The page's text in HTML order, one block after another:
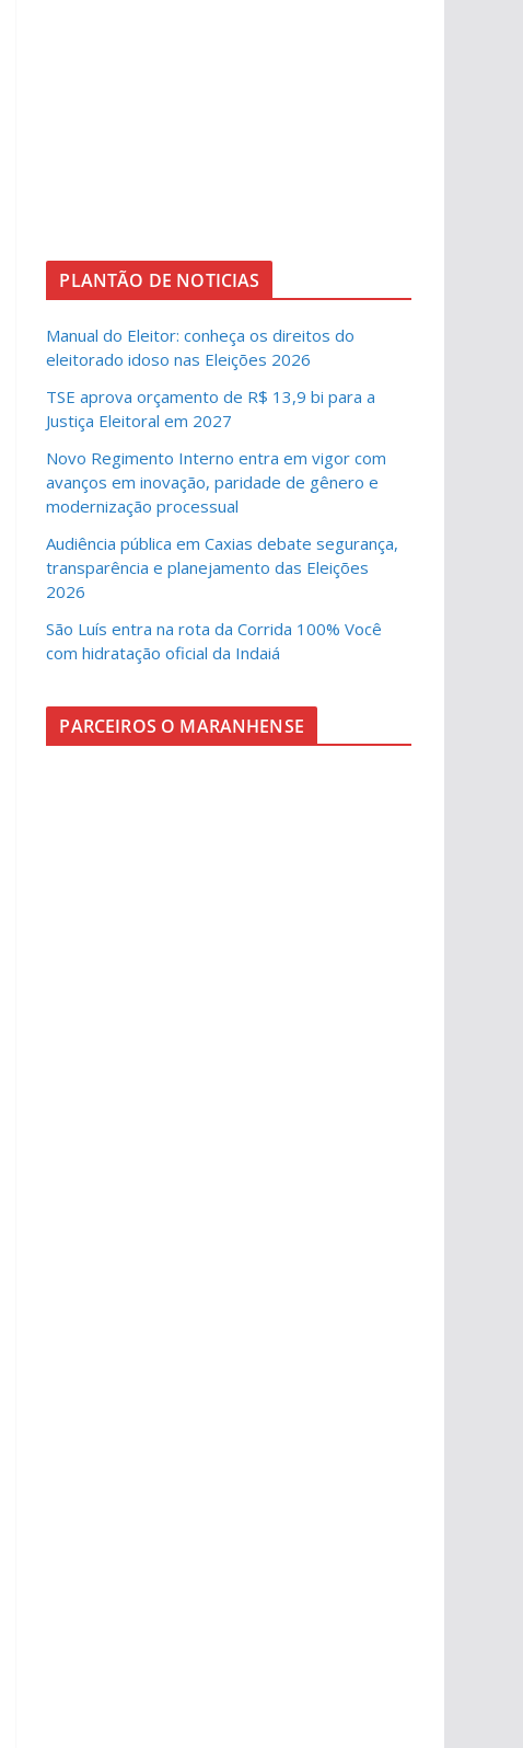
PLANTÃO DE NOTICIAS
Manual do Eleitor: conheça os direitos do
eleitorado idoso nas Eleições 2026
TSE aprova orçamento de R$ 13,9 bi para a
Justiça Eleitoral em 2027
Novo Regimento Interno entra em vigor com
avanços em inovação, paridade de gênero e
modernização processual
Audiência pública em Caxias debate segurança,
transparência e planejamento das Eleições
2026
São Luís entra na rota da Corrida 100% Você
com hidratação oficial da Indaiá
PARCEIROS O MARANHENSE